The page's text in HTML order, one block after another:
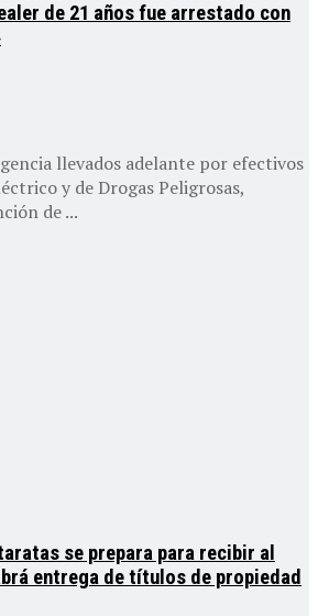
de 21 años fue arrestado con
llevados adelante por efectivos
y de Drogas Peligrosas,
de ...
se prepara para recibir al
entrega de títulos de propiedad